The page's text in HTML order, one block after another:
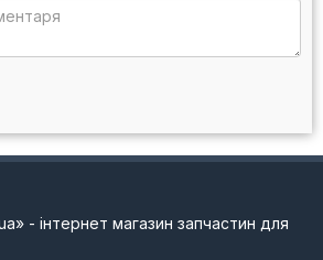
- інтернет магазин запчастин для